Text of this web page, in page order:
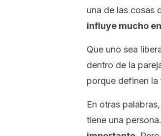
una de las cosas
influye mucho
Que uno sea
dentro de la
porque definen la
En otras
tiene una persona.